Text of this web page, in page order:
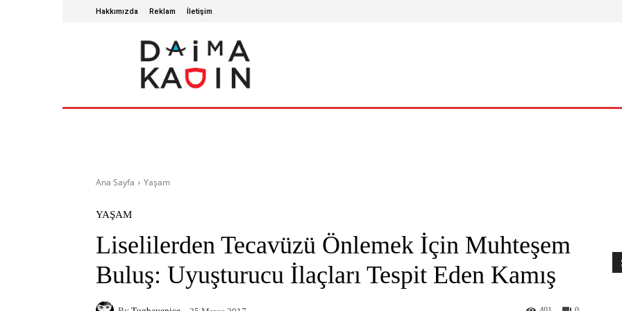
Hakkımızda Reklam İletişim
Ana Sayfa Yaşam
YAŞAM
Liselilerden Tecavüzü Önlemek İçin Muhteşem
Buluş: Uyuşturucu İlaçları Tespit Eden Kamış